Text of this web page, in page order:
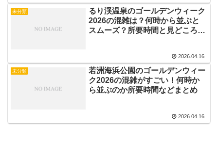
未分類
るり渓温泉のゴールデンウィーク
2026の混雑は？何時から並ぶと
スムーズ？所要時間と見どころを
2026.04.16
未分類
若洲海浜公園のゴールデンウィー
ク2026の混雑がすごい！何時か
ら並ぶのか所要時間などまとめ
2026.04.16